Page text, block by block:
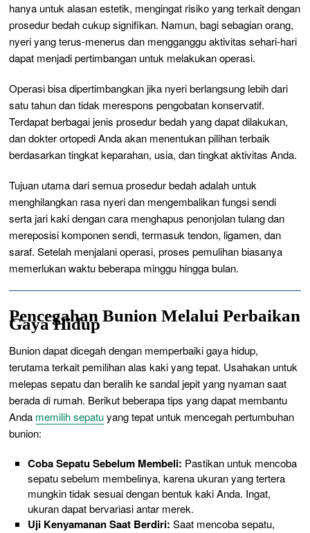
hanya untuk alasan estetik, mengingat risiko yang terkait dengan
prosedur bedah cukup signifikan. Namun, bagi sebagian orang,
nyeri yang terus-menerus dan mengganggu aktivitas sehari-hari
dapat menjadi pertimbangan untuk melakukan operasi.
Operasi bisa dipertimbangkan jika nyeri berlangsung lebih dari
satu tahun dan tidak merespons pengobatan konservatif.
Terdapat berbagai jenis prosedur bedah yang dapat dilakukan,
dan dokter ortopedi Anda akan menentukan pilihan terbaik
berdasarkan tingkat keparahan, usia, dan tingkat aktivitas Anda.
Tujuan utama dari semua prosedur bedah adalah untuk
menghilangkan rasa nyeri dan mengembalikan fungsi sendi
serta jari kaki dengan cara menghapus penonjolan tulang dan
mereposisi komponen sendi, termasuk tendon, ligamen, dan
saraf. Setelah menjalani operasi, proses pemulihan biasanya
memerlukan waktu beberapa minggu hingga bulan.
Pencegahan Bunion Melalui Perbaikan
Gaya Hidup
Bunion dapat dicegah dengan memperbaiki gaya hidup,
terutama terkait pemilihan alas kaki yang tepat. Usahakan untuk
melepas sepatu dan beralih ke sandal jepit yang nyaman saat
berada di rumah. Berikut beberapa tips yang dapat membantu
Anda memilih sepatuyang tepat untuk mencegah pertumbuhan
bunion:
Coba Sepatu Sebelum Membeli: Pastikan untuk mencoba
sepatu sebelum membelinya, karena ukuran yang tertera
mungkin tidak sesuai dengan bentuk kaki Anda. Ingat,
ukuran dapat bervariasi antar merek.
Uji Kenyamanan Saat Berdiri: Saat mencoba sepatu,